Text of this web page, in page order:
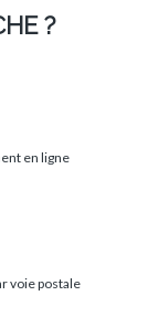
?
en ligne
voie postale